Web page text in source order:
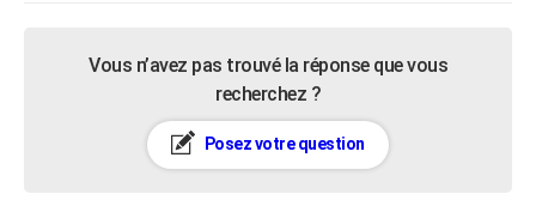
Vous n’avez pas trouvé la réponse que vous
recherchez ?
Posez votre question